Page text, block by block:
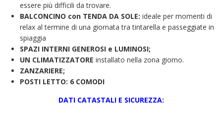
essere più difficili da trovare.
BALCONCINO con TENDA DA SOLE: ideale per momenti di
relax al termine di una giornata tra tintarella e passeggiate in
spiaggia
SPAZI INTERNI GENEROSI e LUMINOSI;
UN CLIMATIZZATORE installato nella zona giorno.
ZANZARIERE;
POSTI LETTO: 6 COMODI
DATI CATASTALI E SICUREZZA: